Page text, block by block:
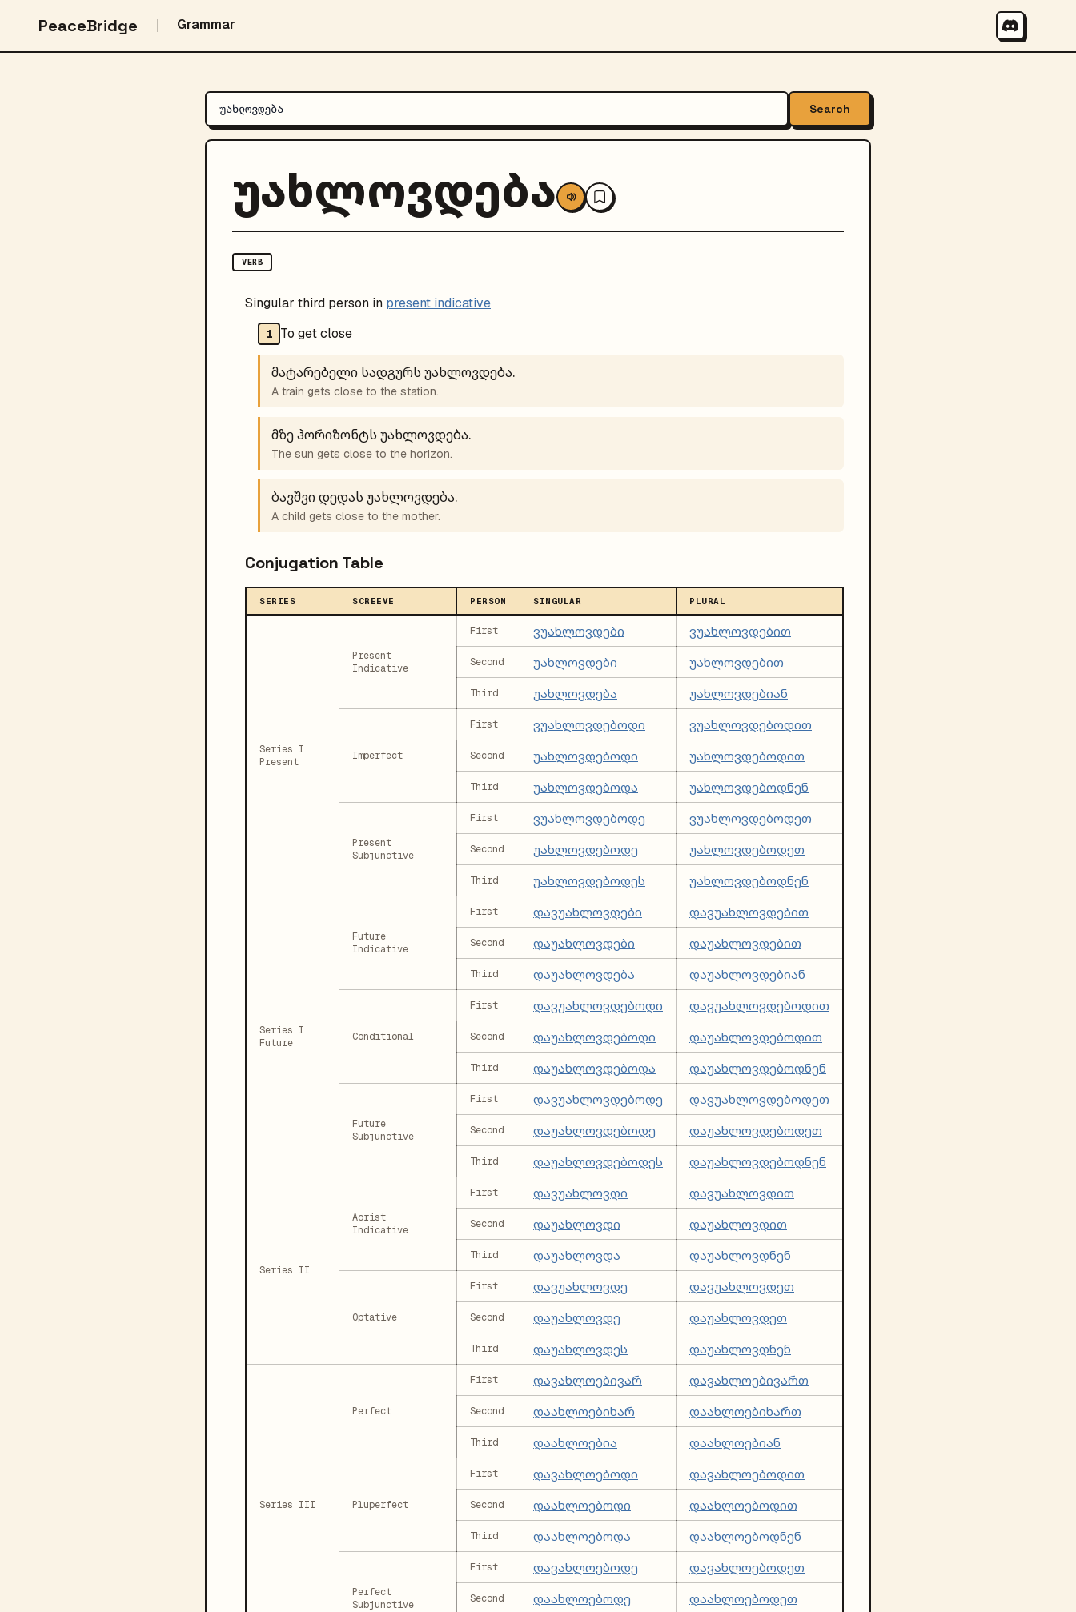
PeaceBridge Grammar
Search
უახლოვდება
VERB
Singular third person in present indicative
1 To get close
მატარებელი სადგურს უახლოვდება.
A train gets close to the station.
მზე ჰორიზონტს უახლოვდება.
The sun gets close to the horizon.
ბავშვი დედას უახლოვდება.
A child gets close to the mother.
Conjugation Table
SERIES SCREEVE PERSON SINGULAR PLURAL
Series I
Present
Present
Indicative
First ვუახლოვდები ვუახლოვდებით
Second უახლოვდები უახლოვდებით
Third უახლოვდება უახლოვდებიან
Imperfect
First ვუახლოვდებოდი ვუახლოვდებოდით
Second უახლოვდებოდი უახლოვდებოდით
Third უახლოვდებოდა უახლოვდებოდნენ
Present
Subjunctive
First ვუახლოვდებოდე ვუახლოვდებოდეთ
Second უახლოვდებოდე უახლოვდებოდეთ
Third უახლოვდებოდეს უახლოვდებოდნენ
Series I
Future
Future
Indicative
First დავუახლოვდები დავუახლოვდებით
Second დაუახლოვდები დაუახლოვდებით
Third დაუახლოვდება დაუახლოვდებიან
Conditional
First დავუახლოვდებოდი დავუახლოვდებოდით
Second დაუახლოვდებოდი დაუახლოვდებოდით
Third დაუახლოვდებოდა დაუახლოვდებოდნენ
Future
Subjunctive
First დავუახლოვდებოდე დავუახლოვდებოდეთ
Second დაუახლოვდებოდე დაუახლოვდებოდეთ
Third დაუახლოვდებოდეს დაუახლოვდებოდნენ
Series II
Aorist
Indicative
First დავუახლოვდი დავუახლოვდით
Second დაუახლოვდი დაუახლოვდით
Third დაუახლოვდა დაუახლოვდნენ
Optative
First დავუახლოვდე დავუახლოვდეთ
Second დაუახლოვდე დაუახლოვდეთ
Third დაუახლოვდეს დაუახლოვდნენ
Series III
Perfect
First დავახლოებივარ დავახლოებივართ
Second დაახლოებიხარ დაახლოებიხართ
Third დაახლოებია დაახლოებიან
Pluperfect
First დავახლოებოდი დავახლოებოდით
Second დაახლოებოდი დაახლოებოდით
Third დაახლოებოდა დაახლოებოდნენ
Perfect
Subjunctive
First დავახლოებოდე დავახლოებოდეთ
Second დაახლოებოდე დაახლოებოდეთ